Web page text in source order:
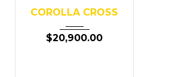
COROLLA CROSS
$20,900.00